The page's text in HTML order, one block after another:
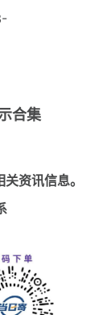
合集
资讯信息。